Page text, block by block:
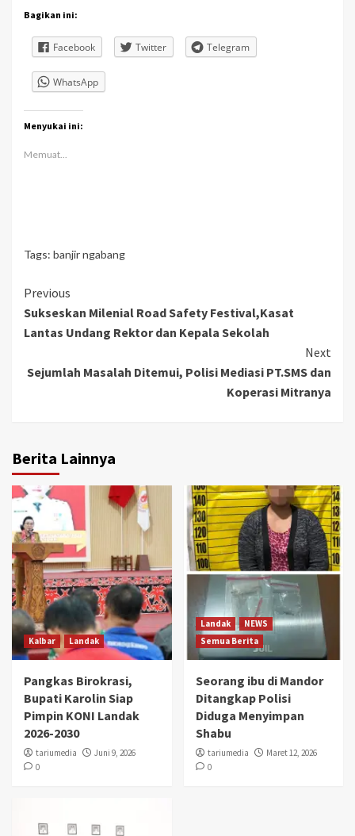
Bagikan ini:
Facebook Twitter Telegram
WhatsApp
Menyukai ini:
Memuat...
Tags: banjir ngabang
Continue
Reading
Previous
Sukseskan Milenial Road Safety Festival,Kasat
Lantas Undang Rektor dan Kepala Sekolah
Next
Sejumlah Masalah Ditemui, Polisi Mediasi PT.SMS dan
Koperasi Mitranya
Berita Lainnya
Kalbar Landak
Pangkas Birokrasi,
Bupati Karolin Siap
Pimpin KONI Landak
2026-2030
tariumedia
Juni 9, 2026
0
Landak
NEWS
Semua Berita
Seorang ibu di Mandor
Ditangkap Polisi
Diduga Menyimpan
Shabu
tariumedia
Maret 12, 2026
0